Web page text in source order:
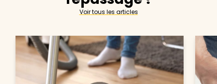
Voir tous les articles